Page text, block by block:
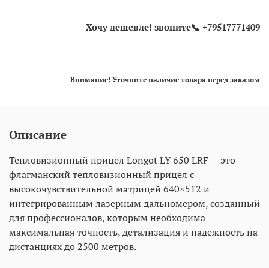
Хочу дешевле! звоните📞 +79517771409
Внимание! Уточните наличие товара перед заказом
Описание
Тепловизионный прицел Longot LY 650 LRF — это
флагманский тепловизионный прицел с
высокочувствительной матрицей 640×512 и
интегрированным лазерным дальномером, созданный
для профессионалов, которым необходима
максимальная точность, детализация и надежность на
дистанциях до 2500 метров.